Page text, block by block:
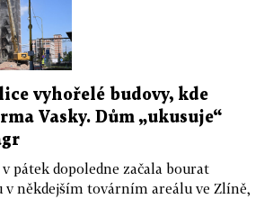
vyhořelé budovy, kde
Vasky. Dům „ukusuje“
pátek dopoledne začala bourat
v někdejším továrním areálu ve Zlíně,